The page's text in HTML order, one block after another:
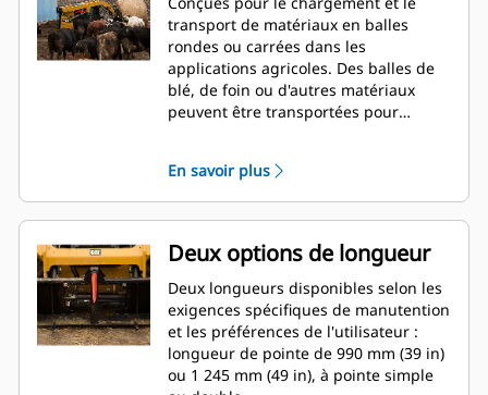
transport de matériaux en balles
rondes ou carrées dans les
applications agricoles. Des balles de
blé, de foin ou d'autres matériaux
peuvent être transportées pour
En savoir plus
Deux options de longueur
Deux longueurs disponibles selon les
exigences spécifiques de manutention
et les préférences de l'utilisateur :
longueur de pointe de 990 mm (39 in)
ou 1 245 mm (49 in), à pointe simple